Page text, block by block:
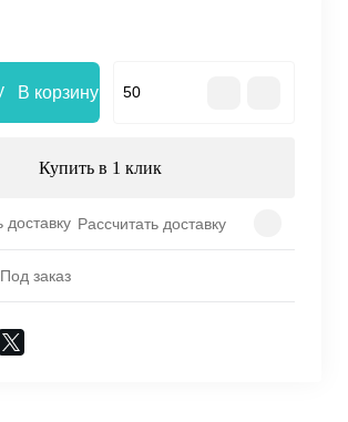
В корзину
Купить в 1 клик
Рассчитать доставку
Под заказ